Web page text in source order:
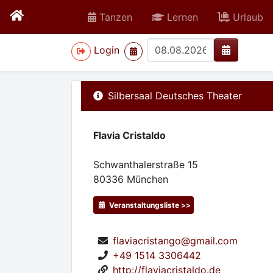
Tanzen Lernen Urlaub
Login
>
Silbersaal Deutsches Theater
Flavia Cristaldo
Schwanthalerstraße 15
80336 München
Veranstaltungsliste >>
flaviacristango@gmail.com
+49 1514 3306442
http://flaviacristaldo.de